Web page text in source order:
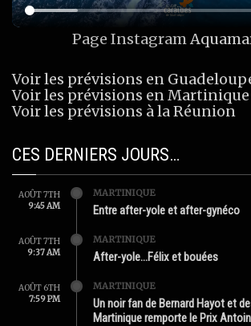
Page Instagram
Voir les prévisions en
Voir les prévisions en Martinique
Voir les prévisions à la Réunion
CES DERNIERS JOURS…
AOÛT 7TH
9:45 AM
MARTINIQUE
Entre after-yole et after-gynéco
AOÛT 7TH
9:37 AM
MARTINIQUE
After-yole…Félix et bouées
AOÛT 6TH
7:59 PM
MARTINIQUE
Un noir fan de Bernard Hayot et
Martinique remporte le Prix